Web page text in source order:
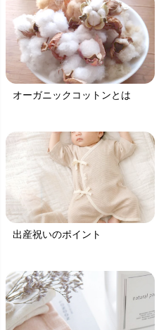
オーガニックコットンとは
出産祝いのポイント